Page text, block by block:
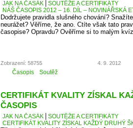
JAK NA ČASÁK
SOUTĚŽE A CERTIFIKÁTY
NÁŠ ČASOPIS 2012 – 16. DÍL – NOVINÁŘSKÁ
Dodržujete pravidla slušného chování?
neurážet? Věříme, že ano. Ctíte však tato
časopise? Opravdu? Ověříme si to malým
Zobrazení: 58755 4. 9. 2012
Časopis Soutěž
CERTIFIKÁT KVALITY ZÍSKAL
ČASOPIS
JAK NA ČASÁK
SOUTĚŽE A CERTIFIKÁTY
CERTIFIKÁT KVALITY ZÍSKAL KAŽDÝ DRUHÝ